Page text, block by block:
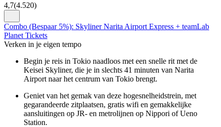
4,7(4.520)
Combo (Bespaar 5%): Skyliner Narita Airport Express + teamLab
Planet Tickets
Verken in je eigen tempo
Begin je reis in Tokio naadloos met een snelle rit met de
Keisei Skyliner, die je in slechts 41 minuten van Narita
Airport naar het centrum van Tokio brengt.
Geniet van het gemak van deze hogesnelheidstrein, met
gegarandeerde zitplaatsen, gratis wifi en gemakkelijke
aansluitingen op JR- en metrolijnen op Nippori of Ueno
Station.